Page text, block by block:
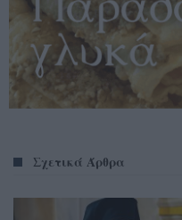
Σχετικά Άρθρα